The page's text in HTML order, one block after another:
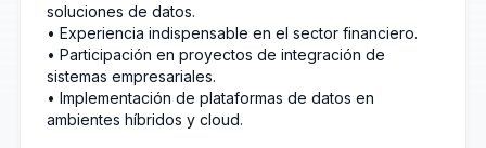
soluciones de datos.
• Experiencia indispensable en el sector financiero.
• Participación en proyectos de integración de
sistemas empresariales.
• Implementación de plataformas de datos en
ambientes híbridos y cloud.